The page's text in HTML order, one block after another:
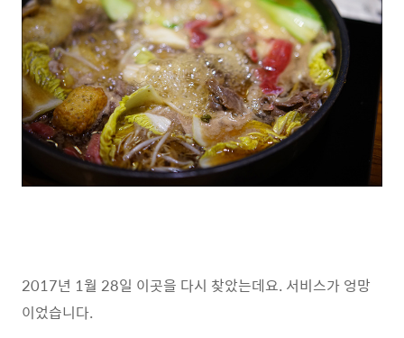
2017년 1월 28일 이곳을 다시 찾았는데요. 서비스가 엉망
이었습니다.